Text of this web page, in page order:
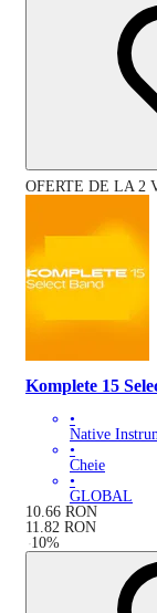
OFERTE DE LA 2
Komplete 15
•
Native
•
Cheie
•
GLOBAL
10.66 RON
11.82 RON
-10%